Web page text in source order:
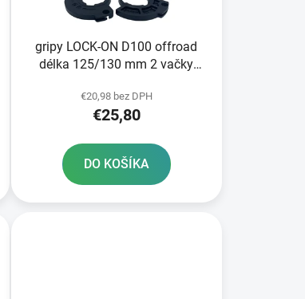
o
v
gripy LOCK-ON D100 offroad
délka 125/130 mm 2 vačky
€20,98 bez DPH
€25,80
DO KOŠÍKA